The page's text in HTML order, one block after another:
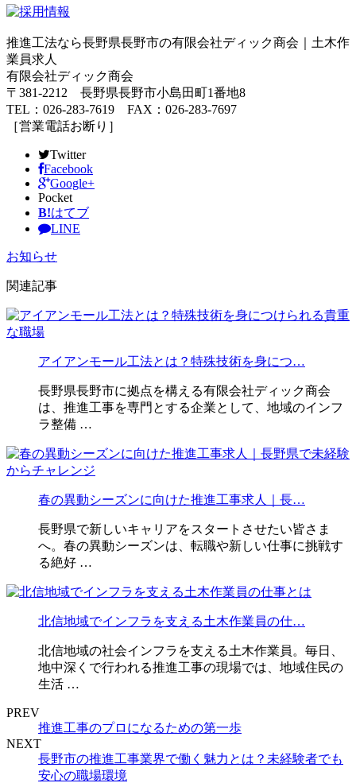
推進工法なら長野県長野市の有限会社ディック商会｜土木作
業員求人
有限会社ディック商会
〒381-2212 長野県長野市小島田町1番地8
TEL：026-283-7619 FAX：026-283-7697
［営業電話お断り］
Twitter
Facebook
Google+
Pocket
B!はてブ
LINE
お知らせ
関連記事
アイアンモール工法とは？特殊技術を身につ…
長野県長野市に拠点を構える有限会社ディック商会
は、推進工事を専門とする企業として、地域のインフ
ラ整備 …
春の異動シーズンに向けた推進工事求人｜長…
長野県で新しいキャリアをスタートさせたい皆さま
へ。春の異動シーズンは、転職や新しい仕事に挑戦す
る絶好 …
北信地域でインフラを支える土木作業員の仕…
北信地域の社会インフラを支える土木作業員。毎日、
地中深くで行われる推進工事の現場では、地域住民の
生活 …
PREV
推進工事のプロになるための第一歩
NEXT
長野市の推進工事業界で働く魅力とは？未経験者でも
安心の職場環境